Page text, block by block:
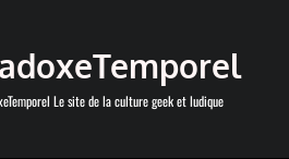
Le site de la culture geek et ludique